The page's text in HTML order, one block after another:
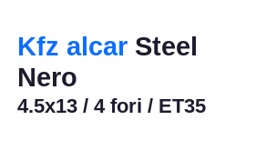
Kfz alcar Steel
Nero
4.5x13 / 4 fori / ET35